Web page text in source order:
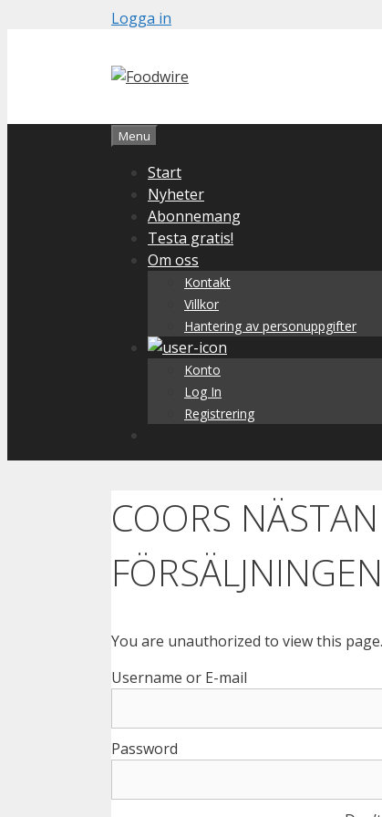
Logga in
Menu
Start
Nyheter
Abonnemang
Testa gratis!
Om oss
Kontakt
Villkor
Hantering av personuppgifter
Konto
Log In
Registrering
COORS
FÖRSÄLJNINGEN
You are unauthorized to view this page.
Username or E-mail
Password